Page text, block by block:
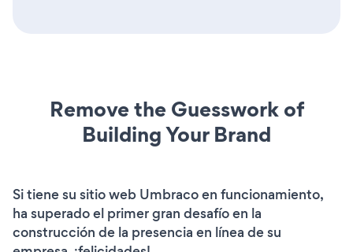
Remove the Guesswork of
Building Your Brand
Si tiene su sitio web Umbraco en funcionamiento,
ha superado el primer gran desafío en la
construcción de la presencia en línea de su